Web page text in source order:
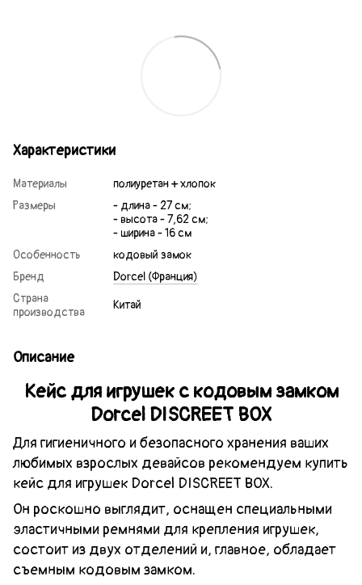
Характеристики
Материалы
полиуретан + хлопок
Размеры
- длина - 27 см;
- высота - 7,62 см;
- ширина - 16 см
Особенность
кодовый замок
Бренд
Dorcel (Франция)
Страна
производства
Китай
Описание
Кейс для игрушек с кодовым замком
Dorcel DISCREET BOX
Для гигиеничного и безопасного хранения ваших
любимых взрослых девайсов рекомендуем купить
кейс для игрушек Dorcel DISCREET BOX.
Он роскошно выглядит, оснащен специальными
эластичными ремнями для крепления игрушек,
состоит из двух отделений и, главное, обладает
съемным кодовым замком.